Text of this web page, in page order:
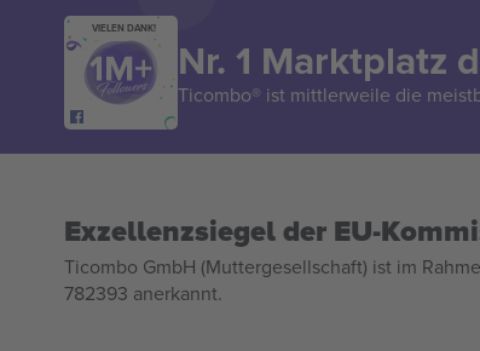
VIELEN DANK!
Nr. 1 Marktplatz
Ticombo® ist mittlerweile die
Exzellenzsiegel der EU-
Ticombo GmbH (Muttergesellschaft) ist im
782393 anerkannt.